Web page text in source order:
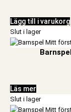
Lägg till i varukorg
Slut i lager
Läs mer
Slut i lager